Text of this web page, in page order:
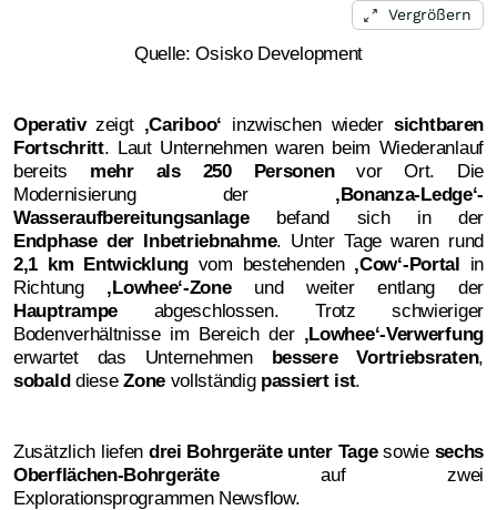
Vergrößern
Quelle: Osisko Development
Operativ zeigt ‚Cariboo‘ inzwischen wieder sichtbaren
Fortschritt. Laut Unternehmen waren beim Wiederanlauf
bereits mehr als 250 Personenvor Ort. Die
Modernisierung der ‚Bonanza-Ledge‘-
Wasseraufbereitungsanlagebefand sich in der
Endphase der Inbetriebnahme. Unter Tage waren rund
2,1 km Entwicklungvom bestehenden ‚Cow‘-Portal in
Richtung ‚Lowhee‘-Zoneund weiter entlang der
Hauptrampe abgeschlossen. Trotz schwieriger
Bodenverhältnisse im Bereich der ‚Lowhee‘-Verwerfung
erwartet das Unternehmen bessere Vortriebsraten,
sobalddieseZone vollständig passiert ist.
Zusätzlich liefen drei Bohrgeräte unter Tagesowie sechs
Oberflächen-Bohrgeräteauf zwei
Explorationsprogrammen Newsflow.